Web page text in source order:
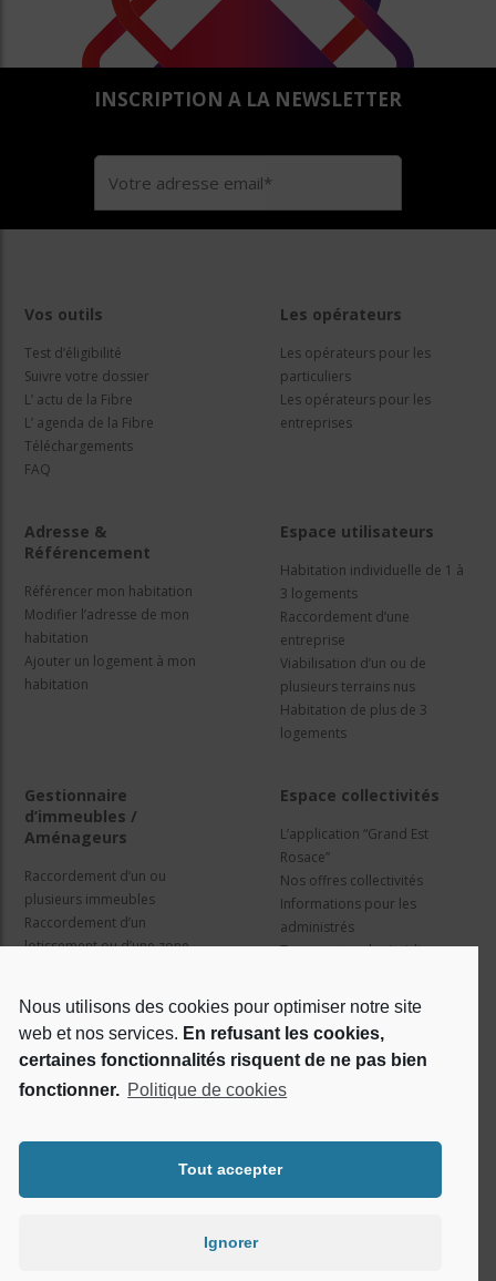
Nous utilisons des cookies pour optimiser notre site
web et nos services. En refusant les cookies,
certaines fonctionnalités risquent de ne pas bien
fonctionner. Politique de cookies
Tout accepter
Ignorer
INSCRIPTION A LA NEWSLETTER
Vos outils
Test d’éligibilité
Suivre votre dossier
L’ actu de la Fibre
L’ agenda de la Fibre
Téléchargements
FAQ
Les opérateurs
Les opérateurs pour les
particuliers
Les opérateurs pour les
entreprises
Adresse &
Référencement
Référencer mon habitation
Modifier l’adresse de mon
habitation
Ajouter un logement à mon
habitation
Espace utilisateurs
Habitation individuelle de 1 à
3 logements
Raccordement d’une
entreprise
Viabilisation d’un ou de
plusieurs terrains nus
Habitation de plus de 3
logements
Gestionnaire
d’immeubles /
Aménageurs
Raccordement d’un ou
plusieurs immeubles
Raccordement d’un
lotissement ou d’une zone
Espace collectivités
L’application “Grand Est
Rosace”
Nos offres collectivités
Informations pour les
administrés
Travaux et cadre juridique
Qui sommes nous ?
Le projet Rosace
Réseaux sociaux